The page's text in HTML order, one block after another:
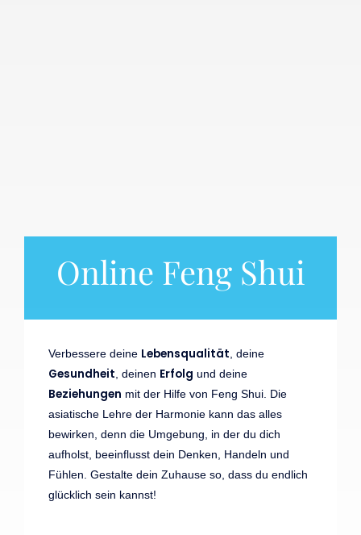
Online Feng Shui
Verbessere deine Lebensqualität, deine
Gesundheit, deinen Erfolg und deine
Beziehungen mit der Hilfe von Feng Shui. Die
asiatische Lehre der Harmonie kann das alles
bewirken, denn die Umgebung, in der du dich
aufholst, beeinflusst dein Denken, Handeln und
Fühlen. Gestalte dein Zuhause so, dass du endlich
glücklich sein kannst!